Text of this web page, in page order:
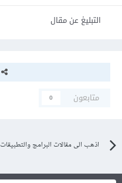
التبليغ عن مقال
متابعون
0
اذهب الى مقالات البرامج والتطبيقات